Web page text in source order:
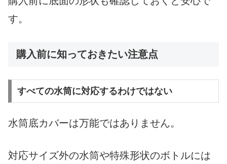
す。
購入前に知っておきたい注意点
すべての水筒に対応するわけではない
水筒底カバーは万能ではありません。
対応サイズ外の水筒や特殊形状のボトルには